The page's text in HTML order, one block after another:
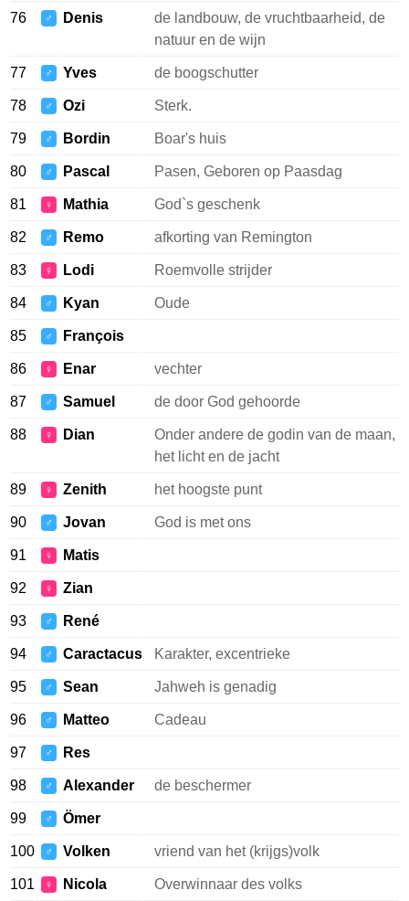
76 ♂ Denis
de landbouw, de vruchtbaarheid, de
natuur en de wijn
77 ♂ Yves de boogschutter
78 ♂ Ozi Sterk.
79 ♂ Bordin Boar's huis
80 ♂ Pascal Pasen, Geboren op Paasdag
81 ♀ Mathia God`s geschenk
82 ♂ Remo afkorting van Remington
83 ♀ Lodi Roemvolle strijder
84 ♂ Kyan Oude
85 ♂ François
86 ♀ Enar vechter
87 ♂ Samuel de door God gehoorde
88 ♀ Dian
Onder andere de godin van de maan,
het licht en de jacht
89 ♀ Zenith het hoogste punt
90 ♂ Jovan God is met ons
91 ♀ Matis
92 ♀ Zian
93 ♂ René
94 ♂ Caractacus Karakter, excentrieke
95 ♂ Sean Jahweh is genadig
96 ♂ Matteo Cadeau
97 ♂ Res
98 ♂ Alexander de beschermer
99 ♂ Ömer
100 ♂ Volken vriend van het (krijgs)volk
101 ♀ Nicola Overwinnaar des volks